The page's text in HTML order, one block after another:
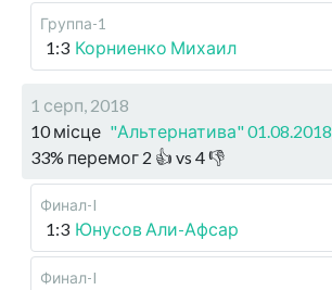
Группа-1
1:3 Корниенко Михаил
1 серп, 2018
10 місце "Альтернатива" 01.08.2018
33% перемог 2 👍 vs 4👎
Финал-I
1:3 Юнусов Али-Афсар
Финал-I